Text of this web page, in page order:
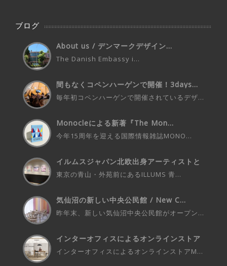
ブログ
About us / デンマークデザイン...
The Danish Embassy i...
間もなくコペンハーゲンで開催！3days...
毎年初コペンハーゲンで開催されているデザ...
Monocleによる新著『The Mon...
今年15周年を迎える国際情報雑誌MONO...
イルムスジャパン北欧出身アーティストと
の...
東京の青山・外苑前にあるILLUMS 青...
気仙沼の新しい中央公民館 / New C...
昨年末、新しい気仙沼中央公民館がオープン...
インターオフィスによるオンラインストア
インターオフィスによるオンラインストアM...